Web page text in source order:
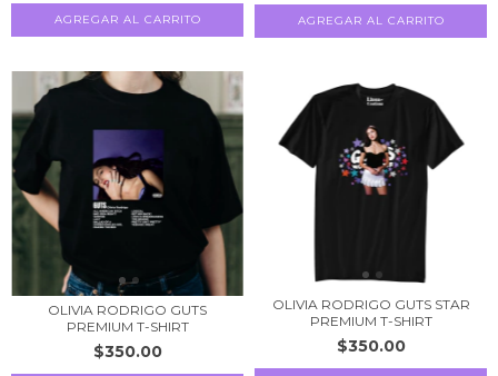
AGREGAR AL CARRITO AGREGAR AL CARRITO
OLIVIA RODRIGO GUTS
PREMIUM T-SHIRT
$350.00
OLIVIA RODRIGO GUTS STAR
PREMIUM T-SHIRT
$350.00